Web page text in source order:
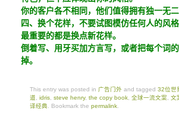
你的客户各不相同，他们值得拥有独一无二
四、换个花样，不要试图模仿任何人的风
最重要的都是换点新花样。
倒着写、用牙买加方言写，或者把每个词
掉。
This entry was posted in 广告门外 and tagged 32位世
道
idris steve henry, the copy book 全球一流文案 文
译经典 . Bookmark the permalink